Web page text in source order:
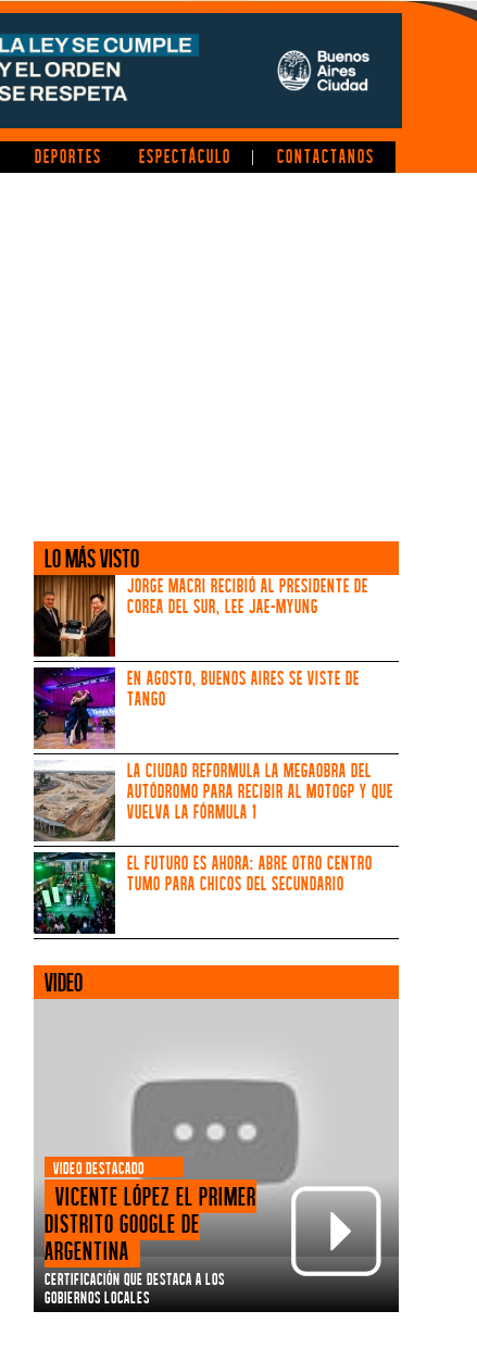
DEPORTES ESPECTÁCULO | CONTACTANOS
LO MÁS VISTO
Jorge Macri recibió al Presidente de
Corea del Sur, Lee Jae-myung
En agosto, Buenos Aires se viste de
tango
La Ciudad reformula la megaobra del
Autódromo para recibir al MotoGP y que
vuelva la Fórmula 1
El futuro es ahora: abre otro centro
TUMO para chicos del secundario
VIDEO
VIDEO DESTACADO
Vicente López el primer
Distrito Google de
Argentina
Certificación que destaca a los
gobiernos locales